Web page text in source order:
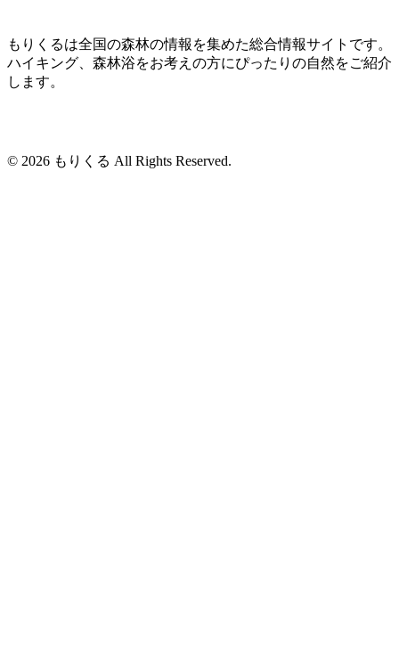
もりくるは全国の森林の情報を集めた総合情報サイトです。
ハイキング、森林浴をお考えの方にぴったりの自然をご紹介
します。
© 2026 もりくる All Rights Reserved.